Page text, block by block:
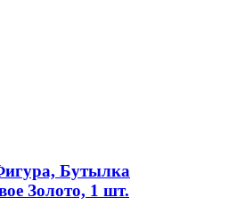
Бутылка
Золото, 1 шт.